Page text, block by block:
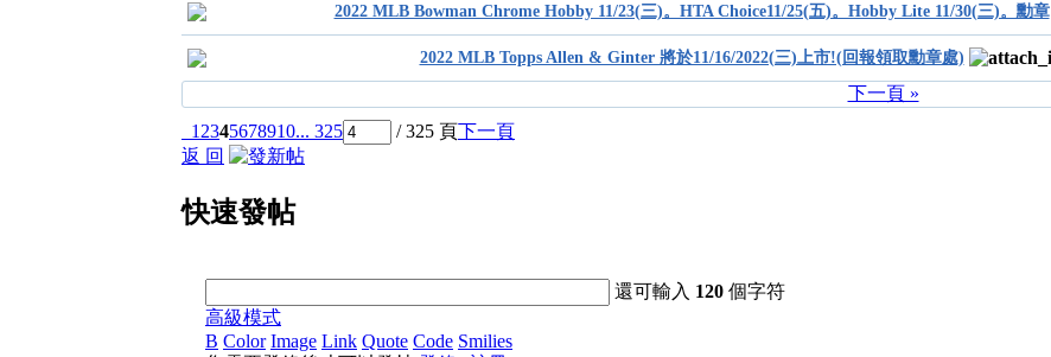
2022 MLB Bowman Chrome Hobby 11/23(三)。HTA Choice11/25(五)。Hobby Lite 11/30(三)。勳章
2022 MLB Topps Allen & Ginter 將於11/16/2022(三)上市!(回報領取勳章處)
下一頁 »
1 2345678910... 325 / 325 頁下一頁
返 回
快速發帖
還可輸入 120 個字符
高級模式
B Color Image Link Quote Code Smilies